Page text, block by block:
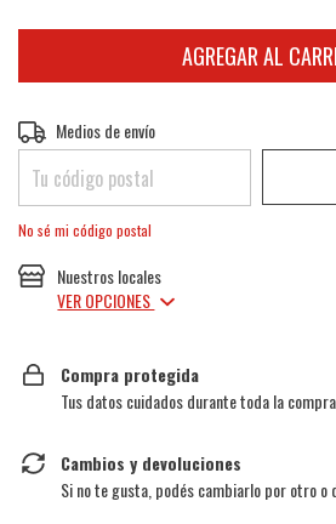
Entregas para el CP:
Medios de envío
No sé mi código postal
Nuestros locales
VER OPCIONES
Compra protegida
Tus datos cuidados durante toda la compra.
Cambios y devoluciones
Si no te gusta, podés cambiarlo por otro o